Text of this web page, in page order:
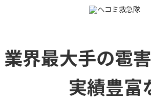
業界最大手の雹
実績豊富